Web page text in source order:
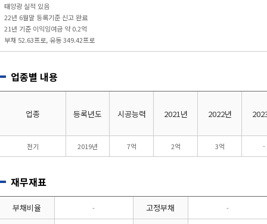
태양광 실적 있음
22년 6월말 등록기준 신고 완료
21년 기준 이익잉여금 약 0.2억
부채 52.63프로, 유동 349.42프로
업종별 내용
업종 등록년도 시공능력 2021년 2022년
전기 2019년 7억 2억 3억 -
재무재표
부채비율 - 고정부채 -